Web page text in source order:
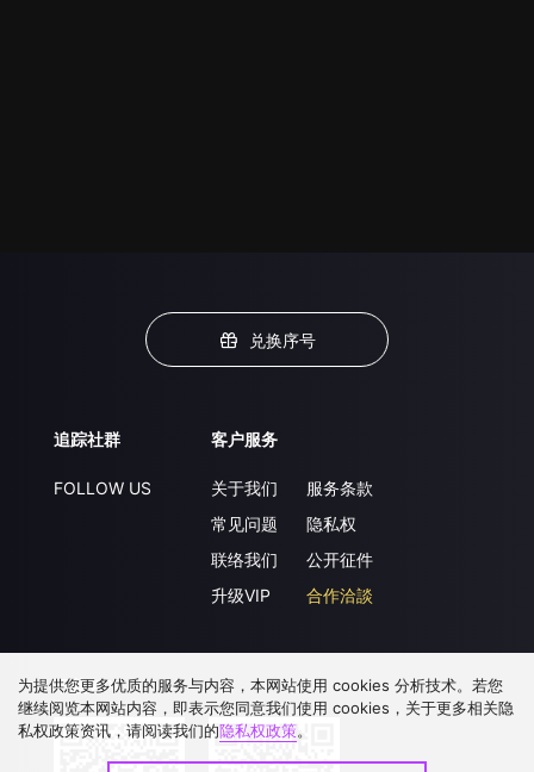
兑换序号
追踪社群
FOLLOW US
客户服务
关于我们
常见问题
联络我们
升级VIP
服务条款
隐私权
公开征件
合作洽談
下载 APP
为提供您更多优质的服务与内容，本网站使用 cookies 分析技术。若您
继续阅览本网站内容，即表示您同意我们使用 cookies，关于更多相关隐
私权政策资讯，请阅读我们的隐私权政策。